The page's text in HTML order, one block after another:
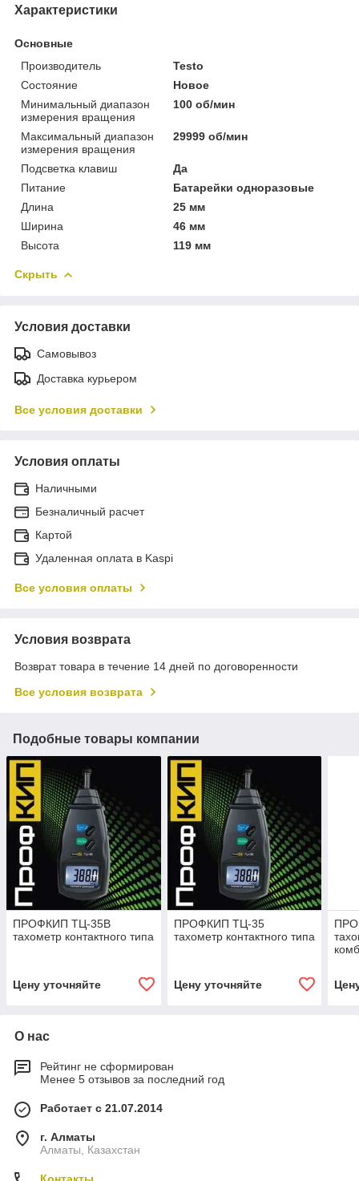
Характеристики
Основные
Производитель
Testo
Состояние
Новое
Минимальный диапазон
измерения вращения
100 об/мин
Максимальный диапазон
измерения вращения
29999 об/мин
Подсветка клавиш
Да
Питание
Батарейки одноразовые
Длина
25 мм
Ширина
46 мм
Высота
119 мм
Скрыть
Условия доставки
Самовывоз
Доставка курьером
Все условия доставки
Условия оплаты
Наличными
Безналичный расчет
Картой
Удаленная оплата в Kaspi
Все условия оплаты
Условия возврата
Возврат товара в течение 14 дней по договоренности
Все условия возврата
Подобные товары компании
ПРОФКИП ТЦ-35В
тахометр контактного типа
Цену уточняйте
ПРОФКИП ТЦ-35
тахометр контактного типа
Цену уточняйте
О нас
Рейтинг не сформирован
Менее 5 отзывов за последний год
Работает с 21.07.2014
г. Алматы
Алматы, Казахстан